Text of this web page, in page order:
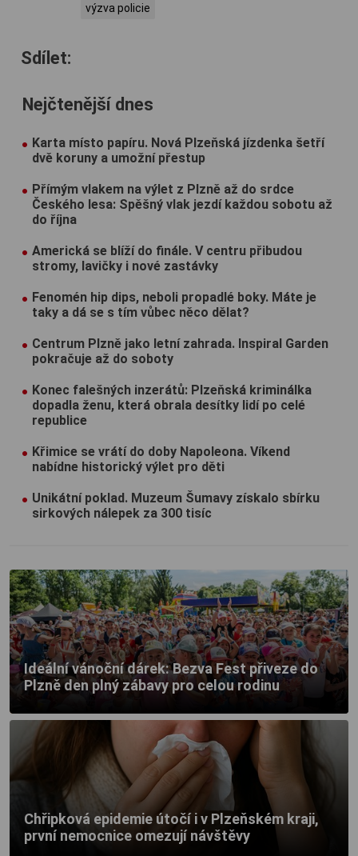
výzva policie
Sdílet:
Nejčtenější dnes
Karta místo papíru. Nová Plzeňská jízdenka šetří
dvě koruny a umožní přestup
Přímým vlakem na výlet z Plzně až do srdce
Českého lesa: Spěšný vlak jezdí každou sobotu až
do října
Americká se blíží do finále. V centru přibudou
stromy, lavičky i nové zastávky
Fenomén hip dips, neboli propadlé boky. Máte je
taky a dá se s tím vůbec něco dělat?
Centrum Plzně jako letní zahrada. Inspiral Garden
pokračuje až do soboty
Konec falešných inzerátů: Plzeňská kriminálka
dopadla ženu, která obrala desítky lidí po celé
republice
Křimice se vrátí do doby Napoleona. Víkend
nabídne historický výlet pro děti
Unikátní poklad. Muzeum Šumavy získalo sbírku
sirkových nálepek za 300 tisíc
Ideální vánoční dárek: Bezva Fest přiveze do
Plzně den plný zábavy pro celou rodinu
Chřipková epidemie útočí i v Plzeňském kraji,
první nemocnice omezují návštěvy